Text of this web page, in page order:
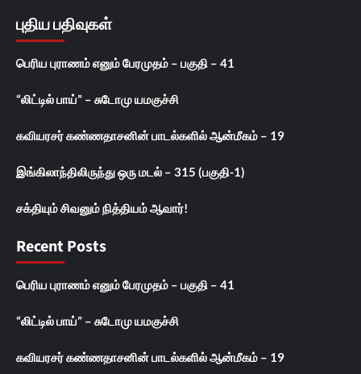
புதிய பதிவுகள்
பெரிய புராணம் எனும் பேரமுதம் – பகுதி – 41
“லிட்டில் பாய்” – சுடோமு யமகுச்சி
கவியரசர் கண்ணதாசனின் பாடல்களில் ஆன்மீகம் – 19
இங்கிலாந்திலிருந்து ஒரு மடல் – 315 (பகுதி-1)
சக்தியும் சிவனும் நித்தியம் ஆவார்!
Recent Posts
பெரிய புராணம் எனும் பேரமுதம் – பகுதி – 41
“லிட்டில் பாய்” – சுடோமு யமகுச்சி
கவியரசர் கண்ணதாசனின் பாடல்களில் ஆன்மீகம் – 19